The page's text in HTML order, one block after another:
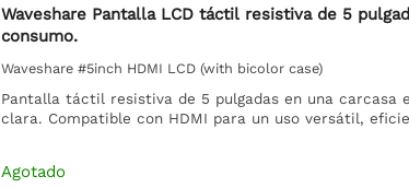
Waveshare Pantalla LCD táctil resistiva de 5
consumo.
Waveshare #5inch HDMI LCD (with bicolor case)
Pantalla táctil resistiva de 5 pulgadas en una carcasa
clara. Compatible con HDMI para un uso versátil,
Agotado